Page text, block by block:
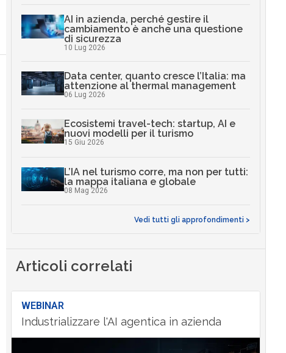
AI in azienda, perché gestire il
cambiamento è anche una questione
di sicurezza
10 Lug 2026
Data center, quanto cresce l’Italia: ma
attenzione al thermal management
06 Lug 2026
Ecosistemi travel-tech: startup, AI e
nuovi modelli per il turismo
15 Giu 2026
L’IA nel turismo corre, ma non per tutti:
la mappa italiana e globale
08 Mag 2026
Vedi tutti gli approfondimenti >
Articoli correlati
WEBINAR
Industrializzare l'AI agentica in azienda